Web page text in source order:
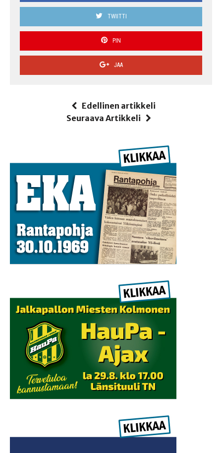
TWIITTI
PIN
JAA
Edellinen artikkeli
Seuraava Artikkeli